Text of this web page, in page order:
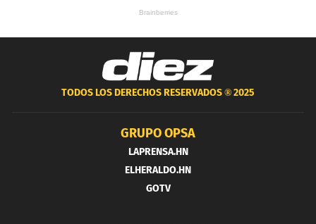
TODOS LOS DERECHOS RESERVADOS ®2025
GRUPO OPSA
LAPRENSA.HN
ELHERALDO.HN
GOTV